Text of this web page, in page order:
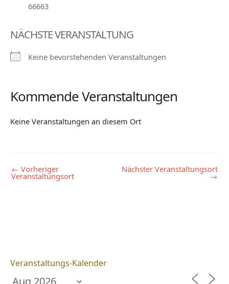
66663
NÄCHSTE VERANSTALTUNG
Keine bevorstehenden Veranstaltungen
Kommende Veranstaltungen
Keine Veranstaltungen an diesem Ort
← Vorheriger
Veranstaltungsort
Nächster Veranstaltungsort
→
Veranstaltungs-Kalender